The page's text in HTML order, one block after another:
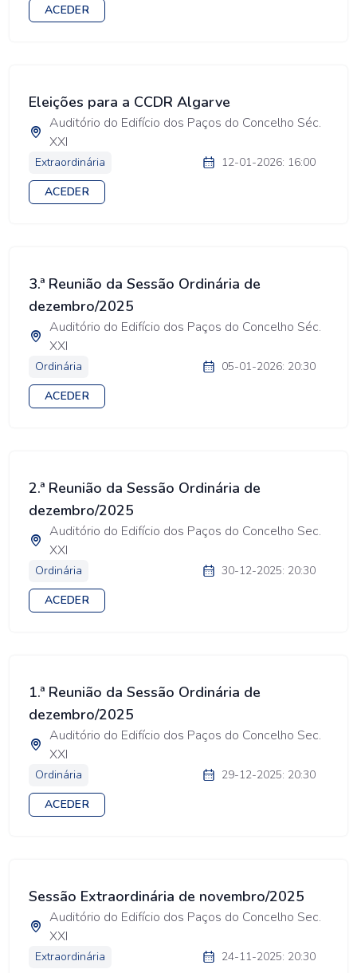
ACEDER
Eleições para a CCDR Algarve
Auditório do Edifício dos Paços do Concelho Séc.
XXI
Extraordinária
12-01-2026: 16:00
ACEDER
3.ª Reunião da Sessão Ordinária de
dezembro/2025
Auditório do Edifício dos Paços do Concelho Séc.
XXI
Ordinária
05-01-2026: 20:30
ACEDER
2.ª Reunião da Sessão Ordinária de
dezembro/2025
Auditório do Edifício dos Paços do Concelho Sec.
XXI
Ordinária
30-12-2025: 20:30
ACEDER
1.ª Reunião da Sessão Ordinária de
dezembro/2025
Auditório do Edifício dos Paços do Concelho Sec.
XXI
Ordinária
29-12-2025: 20:30
ACEDER
Sessão Extraordinária de novembro/2025
Auditório do Edifício dos Paços do Concelho Sec.
XXI
Extraordinária
24-11-2025: 20:30